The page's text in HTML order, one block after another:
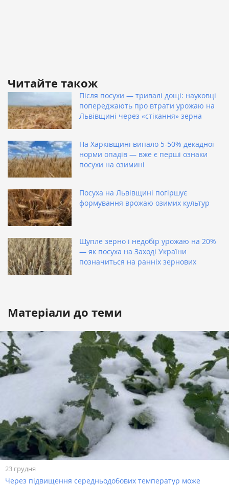
Читайте також
Після посухи — тривалі дощі: науковці
попереджають про втрати урожаю на
Львівщині через «стікання» зерна
На Харківщині випало 5-50% декадної
норми опадів — вже є перші ознаки
посухи на озимині
Посуха на Львівщині погіршує
формування врожаю озимих культур
Щупле зерно і недобір урожаю на 20%
— як посуха на Заході України
позначиться на ранніх зернових
Матеріали до теми
23 грудня
Через підвищення середньодобових температур може